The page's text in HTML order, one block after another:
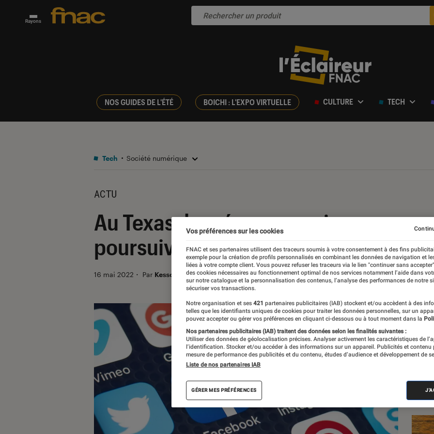
Rayons
NOS GUIDES DE L'ÉTÉ BOICHI : L'EXPO VIRTUELLE CULTURE TECH
Tech Société numérique
ACTU
Au Texas, les réseaux sociaux
poursuivis pour « censure »
16 mai 2022 ・ Par Kesso Diallo
Vos préférences sur les cookies
FNAC et ses partenaires utilisent des traceurs soumis à votre consentement à des fins
exemple pour la création de profils personnalisés en combinant les données de navigation et
liées à votre compte client. Vous pouvez refuser les traceurs via le lien "continuer sans
des cookies nécessaires au fonctionnement optimal de nos services notamment l’aide dans
sur notre catalogue et la personnalisation des contenus, l’analyse des performances de notre
sécuriser vos transactions.
Notre organisation et ses 421 partenaires publicitaires (IAB) stockent et/ou accèdent à des
telles que les identifiants uniques de cookies pour traiter les données personnelles, sur un
pouvez accepter ou gérer vos préférences en cliquant ci-dessous ou à tout moment dans la
Nos partenaires publicitaires (IAB) traitent des données selon les finalités suivantes :
Utiliser des données de géolocalisation précises. Analyser activement les caractéristiques de
l’identification. Stocker et/ou accéder à des informations sur un appareil. Publicités et contenu
mesure de performance des publicités et du contenu, études d’audience et développement de
Liste de nos partenaires IAB
GÉRER MES PRÉFÉRENCES